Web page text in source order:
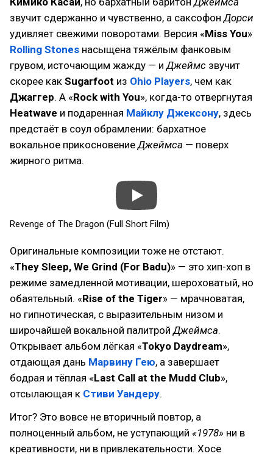
звучит сдержанно и чувственно, а саксофонДорси
удивляет свежими поворотами. Версия «Miss You»
Rolling Stones насыщена тяжёлым фанковым
грувом, источающим жажду — иДжеймс звучит
скорее как Sugarfoot из Ohio Players, чем как
Джаггер. А «Rock with You», когда-то отвергнутая
Heatwave и подаренная Майклу Джексону, здесь
предстаёт в соул обрамлении: бархатное
вокальное прикосновениеДжеймса — поверх
жирного ритма.
Revenge of The Dragon (Full Short Film)
Оригинальные композиции тоже не отстают.
«They Sleep, We Grind (For Badu)» — это хип-хоп в
режиме замедленной мотивации, шероховатый, но
обаятельный. «Rise of the Tiger» — мрачноватая,
но гипнотическая, с выразительным низом и
широчайшей вокальной палитройДжеймса.
Открывает альбом лёгкая «Tokyo Daydream»,
отдающая дань Марвину Гею, а завершает
бодрая и тёплая «Last Call at the Mudd Club»,
отсылающая к Стиви Уандеру.
Итог? Это вовсе не вторичный повтор, а
полноценный альбом, не уступающий «1978» ни в
креативности, ни в привлекательности. Хосе